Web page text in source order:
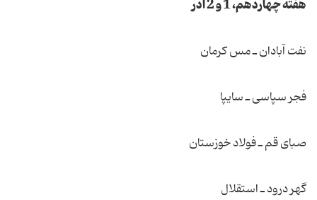
هفته چهاردهم، 1 و 2 آذر
نفت آبادان ـ مس كرمان
فجر سپاسی ـ سایپا
صبای قم ـ فولاد خوزستان
گهر درود ـ استقلال